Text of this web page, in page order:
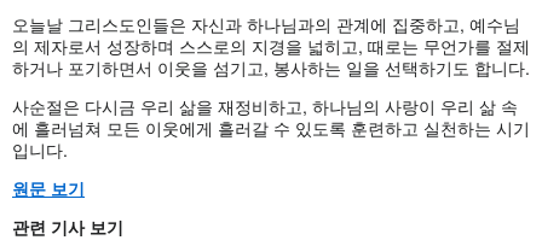
오늘날 그리스도인들은 자신과 하나님과의 관계에 집중하고, 예수님
의 제자로서 성장하며 스스로의 지경을 넓히고, 때로는 무언가를 절제
하거나 포기하면서 이웃을 섬기고, 봉사하는 일을 선택하기도 합니다.
사순절은 다시금 우리 삶을 재정비하고, 하나님의 사랑이 우리 삶 속
에 흘러넘쳐 모든 이웃에게 흘러갈 수 있도록 훈련하고 실천하는 시기
입니다.
원문 보기
관련 기사 보기